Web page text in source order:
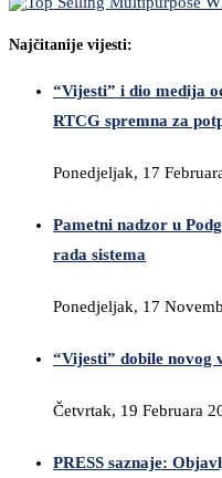
Najčitanije vijesti:
“Vijesti” i dio medija
RTCG spremna za
Ponedjeljak, 17
Pametni nadzor u
rada sistema
Ponedjeljak, 17
“Vijesti” dobile novog
Četvrtak, 19 Februara
PRESS saznaje: